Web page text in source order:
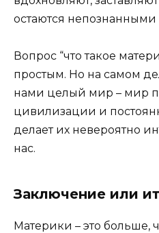
остаются непознанными
Вопрос “что такое
простым. Но на самом
нами целый мир – мир
цивилизации и
делает их невероятно
нас.
Заключение или
Материки – это больше,